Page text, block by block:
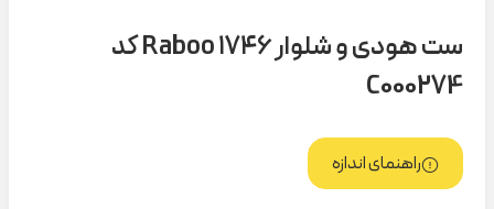
ست هودی و شلوار ۱۷۴۶ Raboo کد
C000274
راهنمای اندازه